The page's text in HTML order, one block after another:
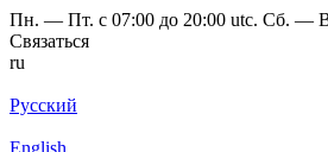
Пн. — Пт. с 07:00 до 20:00 utc. Сб. —
Связаться
ru
Русский
English